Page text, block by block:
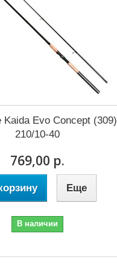
Evo Concept (309)
210/10-40
769,00 р.
Еще
В наличии